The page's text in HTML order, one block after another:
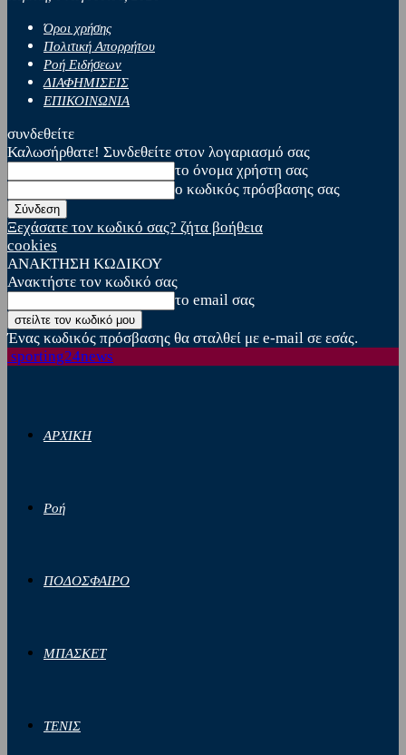
Όροι χρήσης
Πολιτική Απορρήτου
Ροή Ειδήσεων
ΔΙΑΦΗΜΙΣΕΙΣ
ΕΠΙΚΟΙΝΩΝΙΑ
συνδεθείτε
Καλωσήρθατε! Συνδεθείτε στον λογαριασμό σας
το όνομα χρήστη σας
ο κωδικός πρόσβασης σας
Ξεχάσατε τον κωδικό σας? ζήτα βοήθεια
cookies
ΑΝΑΚΤΗΣΗ ΚΩΔΙΚΟΥ
Ανακτήστε τον κωδικό σας
το email σας
Ένας κωδικός πρόσβασης θα σταλθεί με e-mail σε εσάς.
sporting24news
ΑΡΧΙΚΗ
Ροή
ΠΟΔΟΣΦΑΙΡΟ
ΜΠΑΣΚΕΤ
ΤΕΝΙΣ